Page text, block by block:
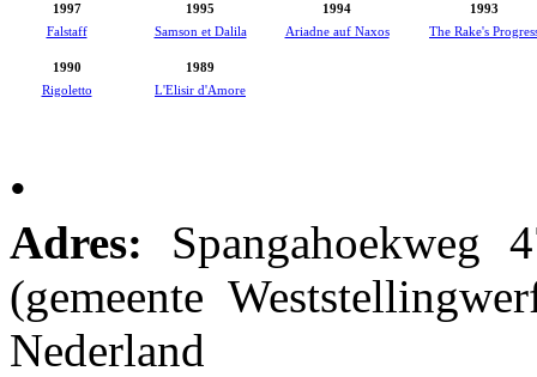
1997
Falstaff
1995
Samson et Dalila
1994
Ariadne auf Naxos
1993
The Rake's
1990
Rigoletto
1989
L'Elisir d'Amore
•
Adres: Spangahoekweg
(gemeente
Nederland